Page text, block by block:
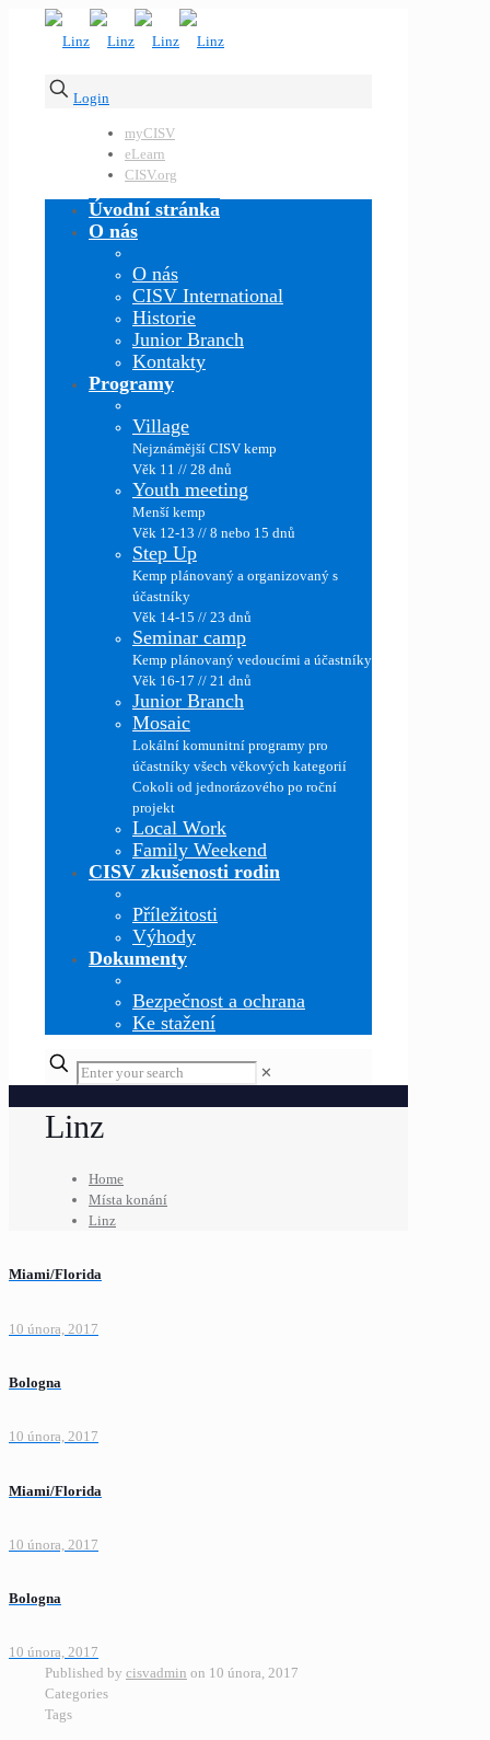
Login
myCISV
eLearn
CISV.org
Úvodní stránka
O nás
O nás
CISV International
Historie
Junior Branch
Kontakty
Programy
Village
Nejznámější CISV kemp
Věk 11 // 28 dnů
Youth meeting
Menší kemp
Věk 12-13 // 8 nebo 15 dnů
Step Up
Kemp plánovaný a organizovaný s
účastníky
Věk 14-15 // 23 dnů
Seminar camp
Kemp plánovaný vedoucími a účastníky
Věk 16-17 // 21 dnů
Junior Branch
Mosaic
Lokální komunitní programy pro
účastníky všech věkových kategorií
Cokoli od jednorázového po roční
projekt
Local Work
Family Weekend
CISV zkušenosti rodin
Příležitosti
Výhody
Dokumenty
Bezpečnost a ochrana
Ke stažení
✕
Linz
Home
Místa konání
Linz
Miami/Florida
10 února, 2017
Bologna
10 února, 2017
Miami/Florida
10 února, 2017
Bologna
10 února, 2017
Published by cisvadmin on 10 února, 2017
Categories
Tags